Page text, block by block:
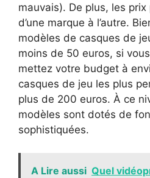
mauvais). De plus, les
d’une marque à l’autre.
modèles de casques de
moins de 50 euros, si
mettez votre budget à
casques de jeu les plus
plus de 200 euros. À ce
modèles sont dotés de
sophistiquées.
A Lire aussi Quel